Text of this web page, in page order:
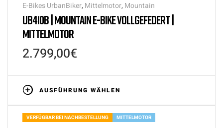
E-Bikes UrbanBiker, Mittelmotor, Mountain
UB410B | MOUNTAIN E-BIKE VOLLGEFEDERT |
MITTELMOTOR
2.799,00€
AUSFÜHRUNG WÄHLEN
VERFÜGBAR BEI NACHBESTELLUNG MITTELMOTOR